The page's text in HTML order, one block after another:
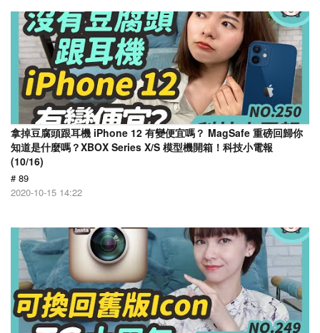
拿掉豆腐頭跟耳機 iPhone 12 有變便宜嗎？ MagSafe 重磅回歸你
知道是什麼嗎？XBOX Series X/S 模型機開箱！科技小電報
(10/16)
# 89
2020-10-15 14:22